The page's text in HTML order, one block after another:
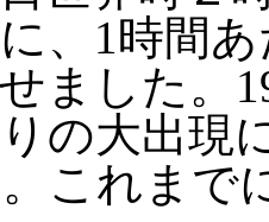
、1時間
ました。
の大出現
これまで